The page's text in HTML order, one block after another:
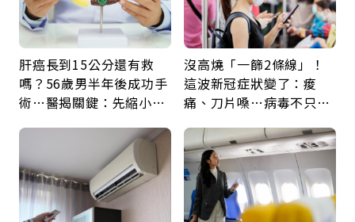
肝癌長到15公分還有救
嗎？56歲男半年後成功手
術…醫揭關鍵：先縮小腫
沒高燒「一篩2條線」！
這波新冠症狀變了：痠
痛、刀片嗓…病毒不只攻
管發炎